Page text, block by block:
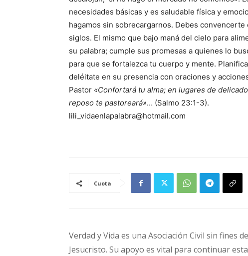
necesidades básicas y es saludable física y
hagamos sin sobrecargarnos. Debes
siglos. El mismo que bajo maná del cielo para
su palabra; cumple sus promesas a quienes lo
para que se fortalezca tu cuerpo y mente.
deléitate en su presencia con oraciones y
Pastor «Confortará tu alma; en lugares de
reposo te pastoreará»… (Salmo 23:1-3).
lili_vidaenlapalabra@hotmail.com
Cuota
Verdad y Vida es una Asociación Civil sin fines
Jesucristo. Su apoyo es vital para continuar